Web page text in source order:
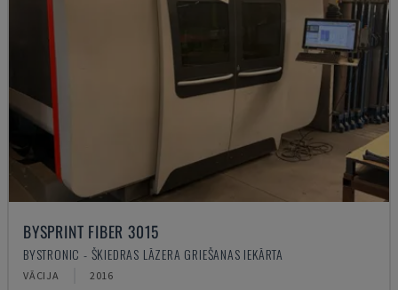
BYSPRINT FIBER 3015
BYSTRONIC - ŠĶIEDRAS LĀZERA GRIEŠANAS IEKĀRTA
VĀCIJA 2016